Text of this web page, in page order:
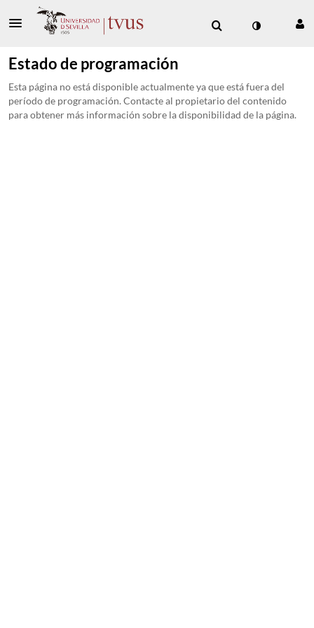
Estado de programación
Esta página no está disponible actualmente ya que está fuera del
período de programación. Contacte al propietario del contenido
para obtener más información sobre la disponibilidad de la página.